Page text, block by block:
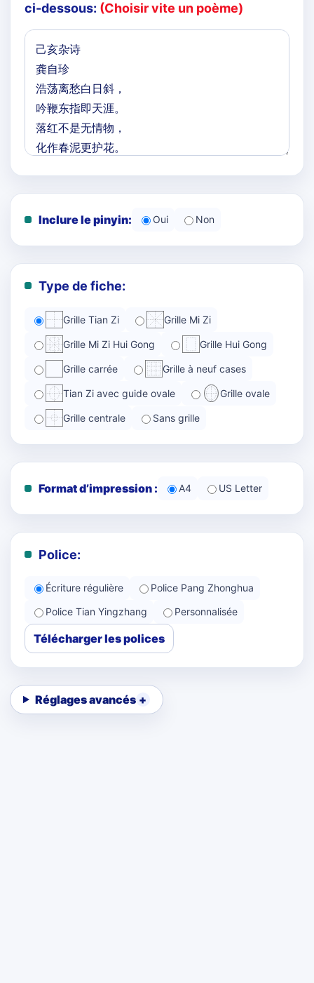
ci-dessous: (Choisir vite un poème)
Inclure le pinyin: Oui Non
Type de fiche:
Grille Tian Zi Grille Mi Zi
Grille Mi Zi Hui Gong Grille Hui Gong
Grille carrée Grille à neuf cases
Tian Zi avec guide ovale Grille ovale
Grille centrale Sans grille
Format d’impression : A4 US Letter
Police:
Écriture régulière
Police Pang Zhonghua
Police Tian Yingzhang
Personnalisée
Télécharger les polices
Réglages avancés